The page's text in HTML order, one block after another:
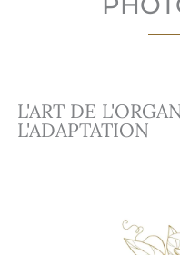
L'ART DE
L'ADAPTATION